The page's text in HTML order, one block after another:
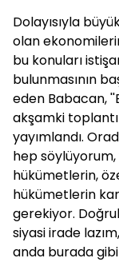
Dolayısıyla
olan
bu konuları
bulunmasının
eden Babacan,
akşamki
yayımlandı.
hep
hükümetlerin,
hükümetlerin
gerekiyor.
siyasi irade
anda burada